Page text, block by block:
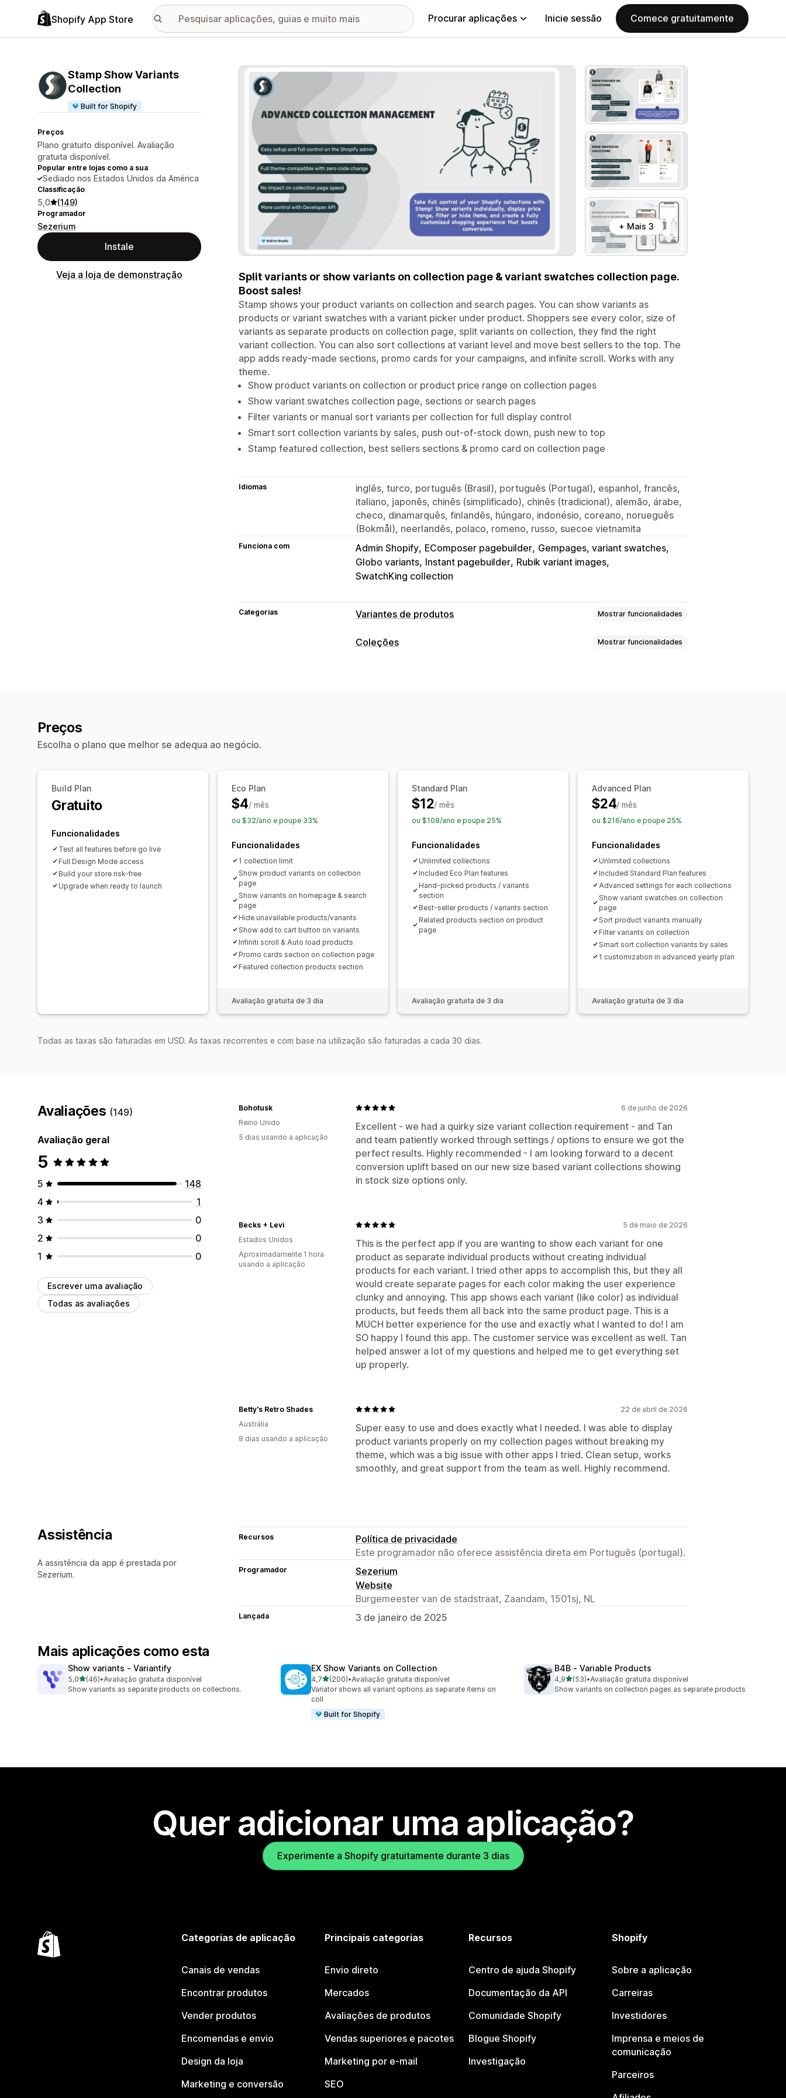
Shopify App Store Procurar aplicações Inicie sessão Comece gratuitamente
Stamp Show Variants
Collection
Built for Shopify
Preços
Plano gratuito disponível. Avaliação
gratuita disponível.
Popular entre lojas como a sua
Sediado nos Estados Unidos da América
Classificação
5,0 (149)
Programador
Sezerium
Instale
Veja a loja de demonstração
Galeria de imagens em destaque
+ Mais 3
Split variants or show variants on collection page & variant swatches collection page.
Boost sales!
Stamp shows your product variants on collection and search pages. You can show variants as
products or variant swatches with a variant picker under product. Shoppers see every color, size of
variants as separate products on collection page, split variants on collection, they find the right
variant collection. You can also sort collections at variant level and move best sellers to the top. The
app adds ready-made sections, promo cards for your campaigns, and infinite scroll. Works with any
theme.
Show product variants on collection or product price range on collection pages
Show variant swatches collection page, sections or search pages
Filter variants or manual sort variants per collection for full display control
Smart sort collection variants by sales, push out-of-stock down, push new to top
Stamp featured collection, best sellers sections & promo card on collection page
Idiomas
inglês, turco, português (Brasil), português (Portugal), espanhol, francês,
italiano, japonês, chinês (simplificado), chinês (tradicional), alemão, árabe,
checo, dinamarquês, finlandês, húngaro, indonésio, coreano, norueguês
(Bokmål), neerlandês, polaco, romeno, russo, suecoe vietnamita
Funciona com Admin Shopify EComposer pagebuilder Gempages, variant swatches
Globo variants Instant pagebuilder Rubik variant images
SwatchKing collection
Categorias Variantes de produtos Mostrar funcionalidades
Personalização
Coleções Mostrar funcionalidades
Preços
Escolha o plano que melhor se adequa ao negócio.
Build Plan
Gratuito
Funcionalidades
Test all features before go live
Full Design Mode access
Build your store risk-free
Upgrade when ready to launch
Eco Plan
$4/ mês
ou $32/ano e poupe 33%
Funcionalidades
1 collection limit
Show product variants on collection
page
Show variants on homepage & search
page
Hide unavailable products/variants
Show add to cart button on variants
Infiniti scroll & Auto load products
Promo cards section on collection page
Featured collection products section
Avaliação gratuita de 3 dia
Standard Plan
$12/ mês
ou $108/ano e poupe 25%
Funcionalidades
Unlimited collections
Included Eco Plan features
Hand-picked products / variants
section
Best-seller products / variants section
Related products section on product
page
Avaliação gratuita de 3 dia
Advanced Plan
$24/ mês
ou $216/ano e poupe 25%
Funcionalidades
Unlimited collections
Included Standard Plan features
Advanced settings for each collections
Show variant swatches on collection
page
Sort product variants manually
Filter variants on collection
Smart sort collection variants by sales
1 customization in advanced yearly plan
Avaliação gratuita de 3 dia
Todas as taxas são faturadas em USD. As taxas recorrentes e com base na utilização são faturadas a cada 30 dias.
Avaliações (149)
Avaliação geral
5
5
148
4
1
3
0
2
0
1
0
Escrever uma avaliação
Todas as avaliações
6 de junho de 2026
Excellent - we had a quirky size variant collection requirement - and Tan
and team patiently worked through settings / options to ensure we got the
perfect results. Highly recommended - I am looking forward to a decent
conversion uplift based on our new size based variant collections showing
in stock size options only.
Bohotusk
Reino Unido
5 dias usando a aplicação
5 de maio de 2026
This is the perfect app if you are wanting to show each variant for one
product as separate individual products without creating individual
products for each variant. I tried other apps to accomplish this, but they all
would create separate pages for each color making the user experience
clunky and annoying. This app shows each variant (like color) as individual
products, but feeds them all back into the same product page. This is a
MUCH better experience for the use and exactly what I wanted to do! I am
SO happy I found this app. The customer service was excellent as well. Tan
helped answer a lot of my questions and helped me to get everything set
up properly.
Becks + Levi
Estados Unidos
Aproximadamente 1 hora
usando a aplicação
22 de abril de 2026
Super easy to use and does exactly what I needed. I was able to display
product variants properly on my collection pages without breaking my
theme, which was a big issue with other apps I tried. Clean setup, works
smoothly, and great support from the team as well. Highly recommend.
Betty's Retro Shades
Austrália
8 dias usando a aplicação
Assistência
A assistência da app é prestada por
Sezerium.
Recursos
Política de privacidade
Este programador não oferece assistência direta em Português (portugal).
Programador
Sezerium
Website
Burgemeester van de stadstraat, Zaandam, 1501sj, NL
Lançada 3 de janeiro de 2025
Mais aplicações como esta
Show variants ‑ Variantify
5,0de 5 estrelas
(46)
46 total de avaliações
•Avaliação gratuita disponível
Show variants as separate products on collections.
EX Show Variants on Collection
4,7de 5 estrelas
(200)
200 total de avaliações
•Avaliação gratuita disponível
Variator shows all variant options as separate items on
coll
Built for Shopify
B4B ‑ Variable Products
4,9de 5 estrelas
(53)
53 total de avaliações
•Avaliação gratuita disponível
Show variants on collection pages as separate products
Quer adicionar uma aplicação?
Experimente a Shopify gratuitamente durante 3 dias
Categorias de aplicação
Canais de vendas
Encontrar produtos
Vender produtos
Encomendas e envio
Design da loja
Marketing e conversão
Principais categorias
Envio direto
Mercados
Avaliações de produtos
Vendas superiores e pacotes
Marketing por e-mail
SEO
Recursos
Centro de ajuda Shopify
Documentação da API
Comunidade Shopify
Blogue Shopify
Investigação
Shopify
Sobre a aplicação
Carreiras
Investidores
Imprensa e meios de
comunicação
Parceiros